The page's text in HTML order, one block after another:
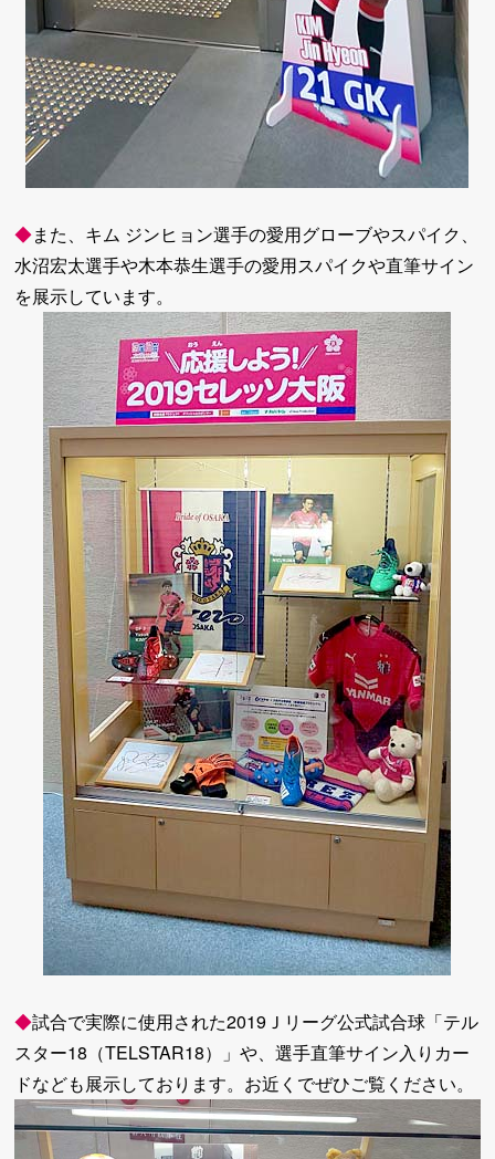
◆また、キム ジンヒョン選手の愛用グローブやスパイク、
水沼宏太選手や木本恭生選手の愛用スパイクや直筆サイン
を展示しています。
◆試合で実際に使用された2019Ｊリーグ公式試合球「テル
スター18（TELSTAR18）」や、選手直筆サイン入りカー
ドなども展示しております。お近くでぜひご覧ください。